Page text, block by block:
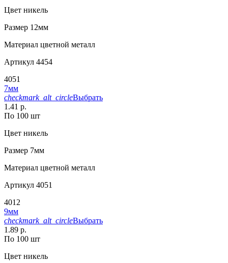
Цвет никель
Размер 12мм
Материал цветной металл
Артикул 4454
4051
7мм
checkmark_alt_circleВыбрать
1.41 р.
По 100 шт
Цвет никель
Размер 7мм
Материал цветной металл
Артикул 4051
4012
9мм
checkmark_alt_circleВыбрать
1.89 р.
По 100 шт
Цвет никель